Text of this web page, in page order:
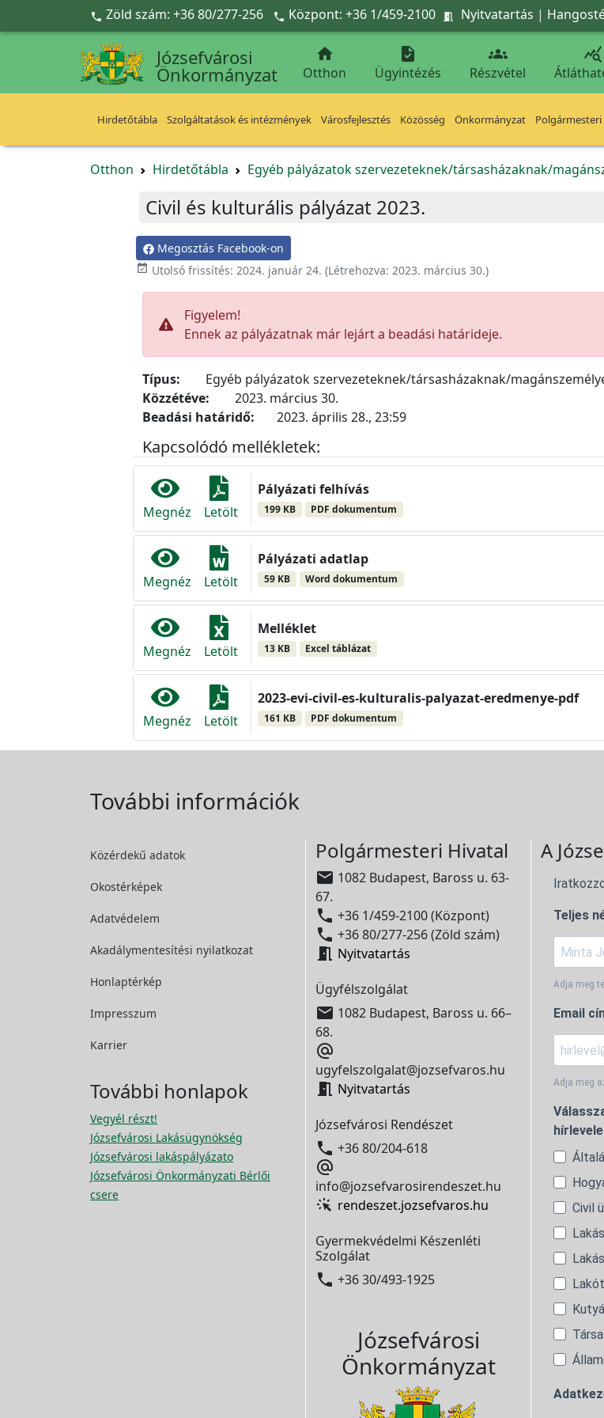
Ugrás a fő tartalomra
 Zöld szám: +36 80/277-256  Központ: +36 1/459-2100  Nyitvatartás |
Józsefvárosi
Önkormányzat

Otthon

Ügyintézés

Részvétel

Hirdetőtábla Szolgáltatások és intézmények Városfejlesztés Közösség Önkormányzat
Otthon Hirdetőtábla Egyéb pályázatok szervezeteknek/társasházaknak/
Civil és kulturális pályázat 2023.
Megosztás Facebook-on
 Utolsó frissítés: 2024. január 24. (Létrehozva: 2023. március 30.)
Figyelem!
Ennek az pályázatnak már lejárt a beadási határideje.
Típus:
Egyéb pályázatok szervezeteknek/társasházaknak/
Közzétéve:
2023. március 30.
Beadási határidő:
2023. április 28., 23:59
Kapcsolódó mellékletek:
Megnéz Letölt
Pályázati felhívás
199 KB PDF dokumentum
Megnéz Letölt
Pályázati adatlap
59 KB Word dokumentum
Megnéz Letölt
Melléklet
13 KB Excel táblázat
Megnéz Letölt
2023-evi-civil-es-kulturalis-palyazat-eredmenye-pdf
161 KB PDF dokumentum
További információk
Közérdekű adatok
Okostérképek
Adatvédelem
Akadálymentesítési nyilatkozat
Honlaptérkép
Impresszum
Karrier
További honlapok
Vegyél részt!
Józsefvárosi Lakásügynökség
Józsefvárosi lakáspályázato
Józsefvárosi Önkormányzati Bérlői
csere
Polgármesteri Hivatal
 1082 Budapest, Baross u. 63-
67.
 +36 1/459-2100 (Központ)
 +36 80/277-256 (Zöld szám)
 Nyitvatartás
Ügyfélszolgálat
 1082 Budapest, Baross u. 66–
68.

ugyfelszolgalat@jozsefvaros.hu
 Nyitvatartás
Józsefvárosi Rendészet
 +36 80/204-618

info@jozsefvarosirendeszet.hu
rendeszet.jozsefvaros.hu
Gyermekvédelmi Készenléti
Szolgálat
 +36 30/493-1925
Józsefvárosi
Önkormányzat
A
Teljes
Adja meg
Email
Adja meg
Civil